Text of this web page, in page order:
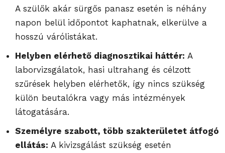
A szülők akár sürgős panasz esetén is néhány
napon belül időpontot kaphatnak, elkerülve a
hosszú várólistákat.
Helyben elérhető diagnosztikai háttér: A
laborvizsgálatok, hasi ultrahang és célzott
szűrések helyben elérhetők, így nincs szükség
külön beutalókra vagy más intézmények
látogatására.
Személyre szabott, több szakterületet átfogó
ellátás: A kivizsgálást szükség esetén